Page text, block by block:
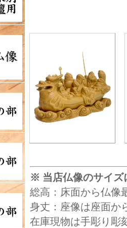
※ 当店仏像のサイ
総高：床面から仏像
身丈：座像は座面か
在庫現物は手彫り彫